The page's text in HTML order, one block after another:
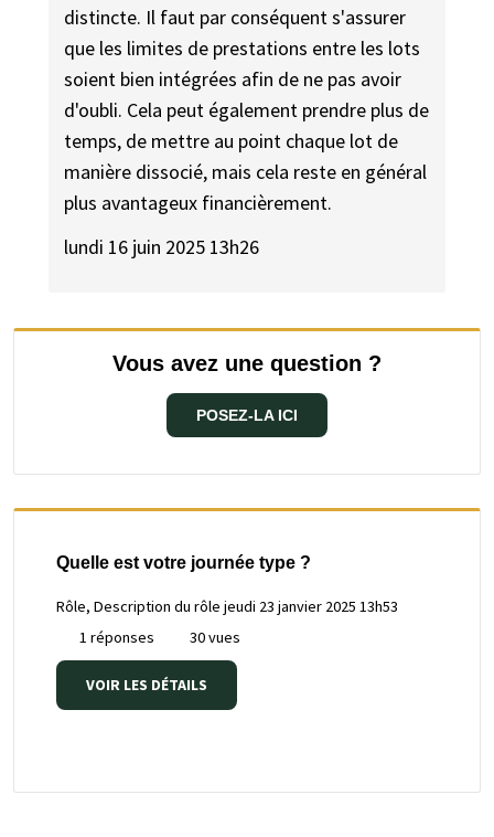
distincte. Il faut par conséquent s'assurer
que les limites de prestations entre les lots
soient bien intégrées afin de ne pas avoir
d'oubli. Cela peut également prendre plus de
temps, de mettre au point chaque lot de
manière dissocié, mais cela reste en général
plus avantageux financièrement.
lundi 16 juin 2025 13h26
Vous avez une question ?
POSEZ-LA ICI
Quelle est votre journée type ?
Rôle, Description du rôle jeudi 23 janvier 2025 13h53
1 réponses
30 vues
VOIR LES DÉTAILS